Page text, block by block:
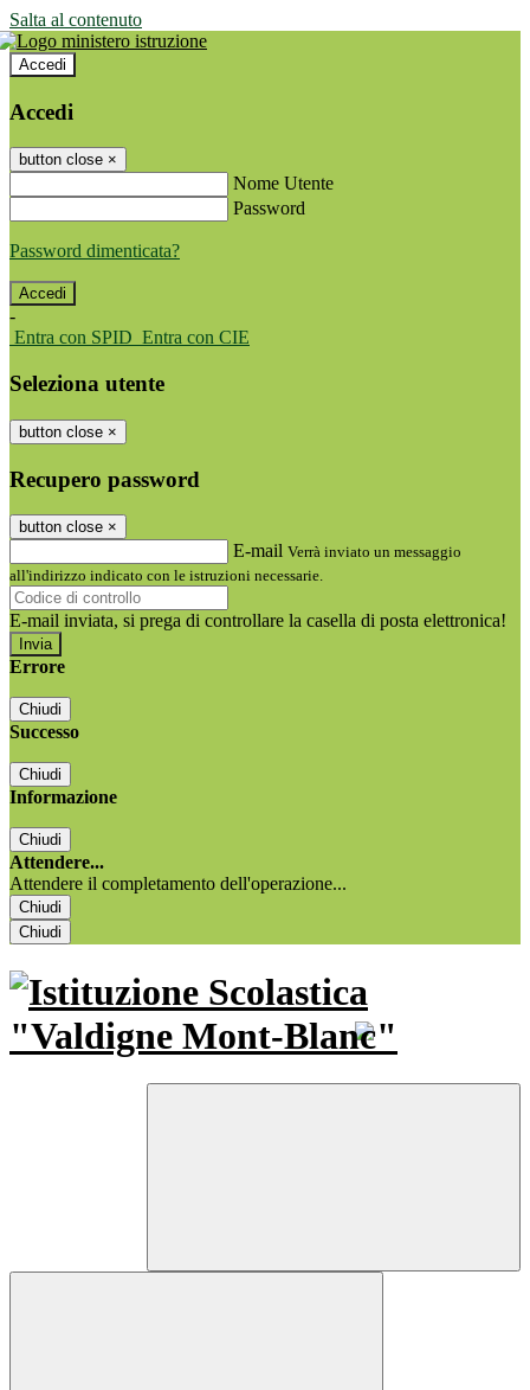
Salta al contenuto
Accedi
Accedi
button close ×
Nome Utente
Password
Password dimenticata?
-
Entra con SPID Entra con CIE
Seleziona utente
button close ×
Recupero password
button close ×
E-mail Verrà inviato un messaggio
all'indirizzo indicato con le istruzioni necessarie.
E-mail inviata, si prega di controllare la casella di posta elettronica!
Errore
Chiudi
Successo
Chiudi
Informazione
Chiudi
Attendere...
Attendere il completamento dell'operazione...
Chiudi
Chiudi